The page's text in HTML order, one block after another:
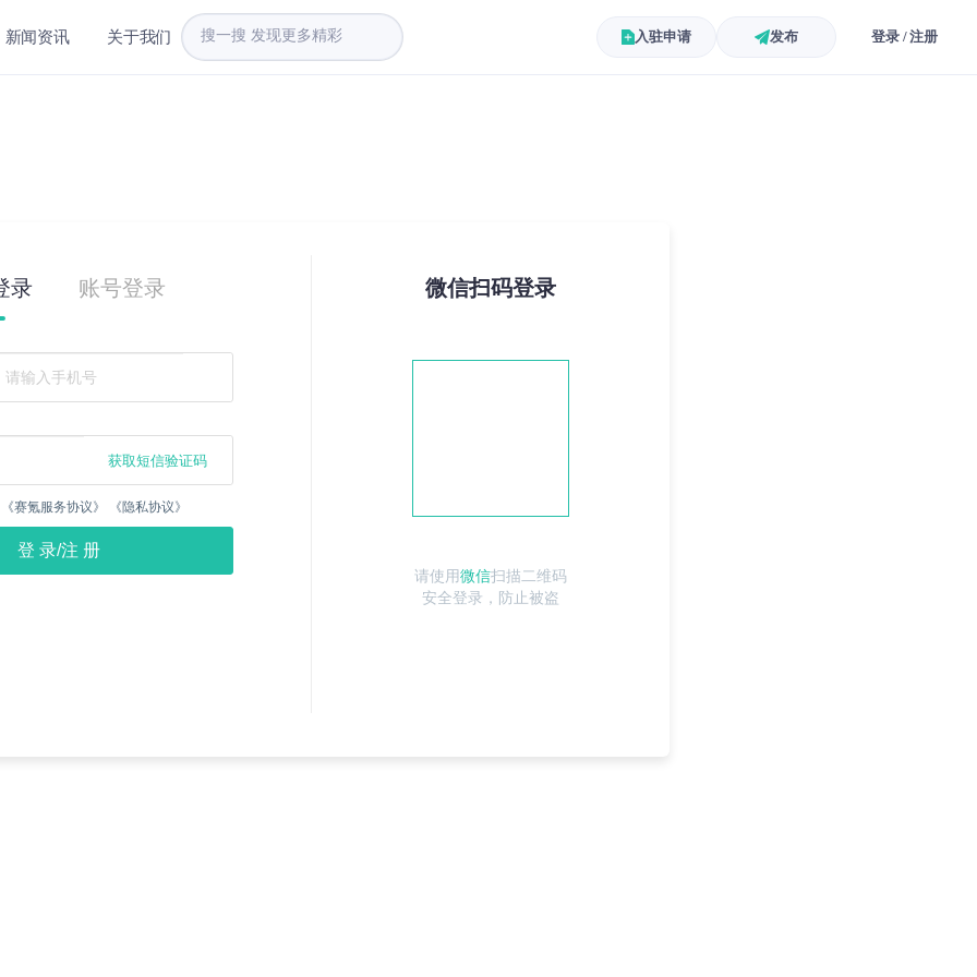
新闻资讯 关于我们 入驻申请 发布 登录 / 注册
录 账号登录
获取短信验证码
《赛氪服务协议》 《隐私协议》
微信扫码登录
请使用 微信扫描二维码
安全登录，防止被盗